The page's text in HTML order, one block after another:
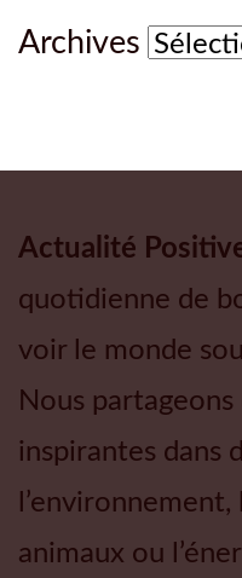
Archives Archives
Actualité
quotidienne de
voir le monde
Nous
inspirantes dans
animaux ou